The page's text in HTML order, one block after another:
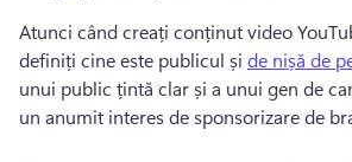
Atunci când creați conținut video
definiți cine este publicul și de nișă de
unui public țintă clar și a unui gen de
un anumit interes de sponsorizare de